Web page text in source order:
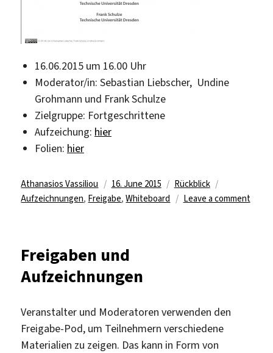
16.06.2015 um 16.00 Uhr
Moderator/in: Sebastian Liebscher, Undine
Grohmann und Frank Schulze
Zielgruppe: Fortgeschrittene
Aufzeichung: hier
Folien: hier
Author
Athanasios Vassiliou
Posted
on
16. June 2015 Categories
Rückblick
Aufzeichnungen, Freigabe,Whiteboard Leave a commenton
Freigaben und
Aufzeichnungen
Veranstalter und Moderatoren verwenden den
Freigabe-Pod, um Teilnehmern verschiedene
Materialien zu zeigen. Das kann in Form von